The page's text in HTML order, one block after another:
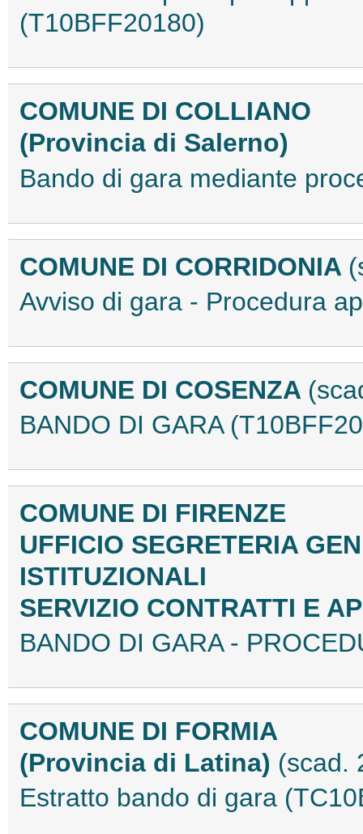
(T10BFF20180)
COMUNE DI COLLIANO
(Provincia di Salerno)
Bando di gara mediante
COMUNE DI CORRIDONIA
Avviso di gara - Procedura
COMUNE DI COSENZA
BANDO DI GARA
COMUNE DI FIRENZE
UFFICIO SEGRETERIA
ISTITUZIONALI
SERVIZIO CONTRATTI E
BANDO DI GARA -
COMUNE DI FORMIA
(Provincia di Latina) (scad.
Estratto bando di gara